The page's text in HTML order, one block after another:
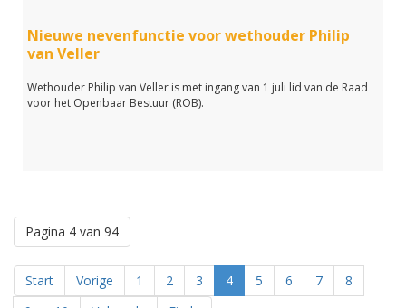
Nieuwe nevenfunctie voor wethouder Philip
van Veller
Wethouder Philip van Veller is met ingang van 1 juli lid van de Raad
voor het Openbaar Bestuur (ROB).
Pagina 4 van 94
Start Vorige 1 2 3 4 5 6 7
8